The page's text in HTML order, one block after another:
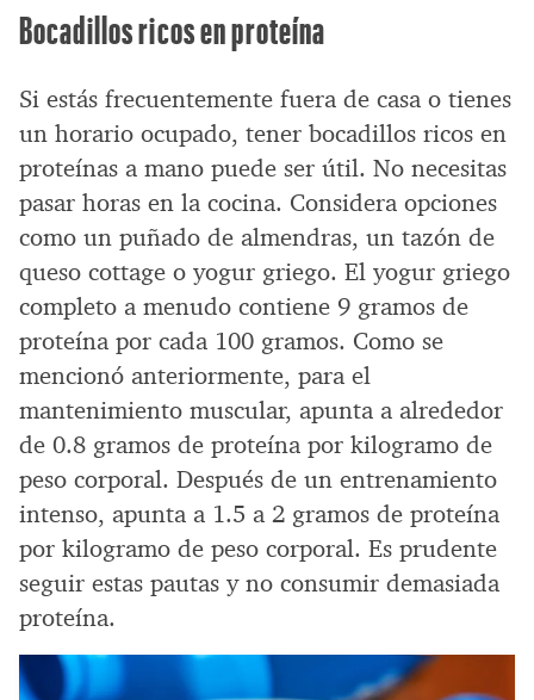
Bocadillos ricos en proteína
Si estás frecuentemente fuera de casa o tienes
un horario ocupado, tener bocadillos ricos en
proteínas a mano puede ser útil. No necesitas
pasar horas en la cocina. Considera opciones
como un puñado de almendras, un tazón de
queso cottage o yogur griego. El yogur griego
completo a menudo contiene 9 gramos de
proteína por cada 100 gramos. Como se
mencionó anteriormente, para el
mantenimiento muscular, apunta a alrededor
de 0.8 gramos de proteína por kilogramo de
peso corporal. Después de un entrenamiento
intenso, apunta a 1.5 a 2 gramos de proteína
por kilogramo de peso corporal. Es prudente
seguir estas pautas y no consumir demasiada
proteína.